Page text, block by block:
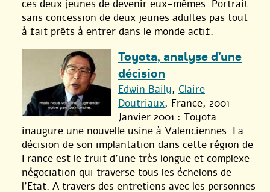
ces deux jeunes de devenir eux-mêmes. Portrait
sans concession de deux jeunes adultes pas tout
à fait prêts à entrer dans le monde actif.
Toyota, analyse d’une
décision
Edwin Baily, Claire
Doutriaux, France, 2001
Janvier 2001 : Toyota
inaugure une nouvelle usine à Valenciennes. La
décision de son implantation dans cette région de
France est le fruit d’une très longue et complexe
négociation qui traverse tous les échelons de
l’Etat. A travers des entretiens avec les personnes